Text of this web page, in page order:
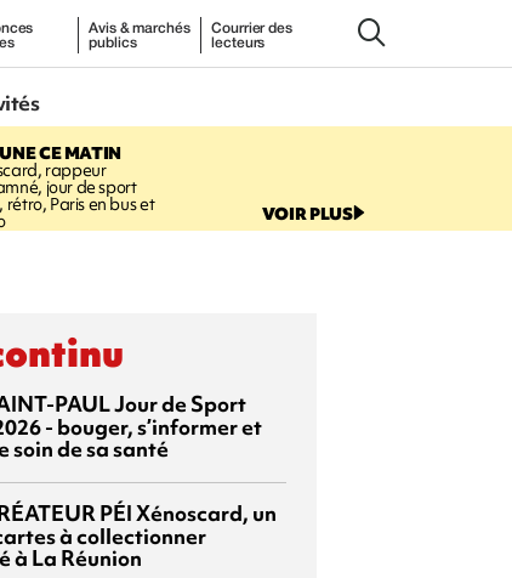
Avis & marchés
publics
Courrier des
lecteurs
CE MATIN
rappeur
jour de sport
rétro, Paris en bus et VOIR PLUS
PAULJour de Sport
- bouger, s’informer et
soin de sa santé
PÉIXénoscard, un
à collectionner
à La Réunion